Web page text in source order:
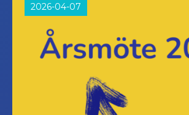
2026-04-07